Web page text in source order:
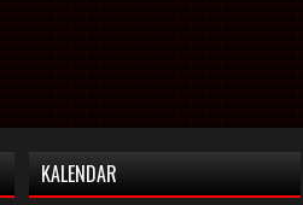
KALENDAR